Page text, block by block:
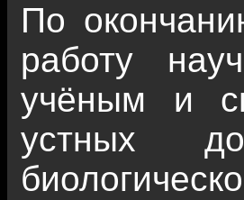
По
работу
учёным и
устных